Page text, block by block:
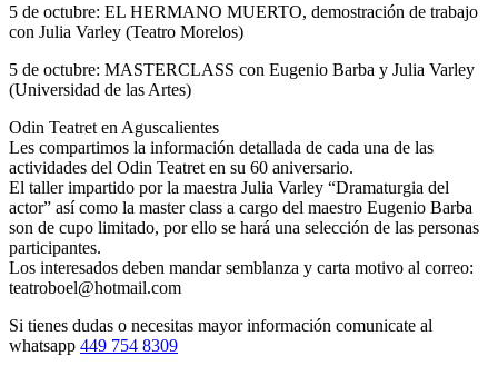
5 de octubre: EL HERMANO MUERTO, demostración de trabajo
con Julia Varley (Teatro Morelos)
5 de octubre: MASTERCLASS con Eugenio Barba y Julia Varley
(Universidad de las Artes)
Odin Teatret en Aguscalientes
Les compartimos la información detallada de cada una de las
actividades del Odin Teatret en su 60 aniversario.
El taller impartido por la maestra Julia Varley “Dramaturgia del
actor” así como la master class a cargo del maestro Eugenio Barba
son de cupo limitado, por ello se hará una selección de las personas
participantes.
Los interesados deben mandar semblanza y carta motivo al correo:
teatroboel@hotmail.com
Si tienes dudas o necesitas mayor información comunicate al
whatsapp 449 754 8309